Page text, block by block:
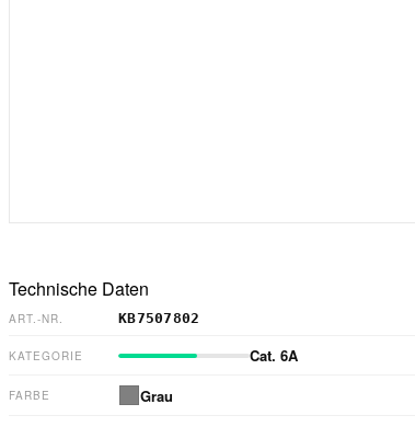
Technische Daten
ART.-NR. KB7507802
KATEGORIE Cat. 6A
FARBE Grau